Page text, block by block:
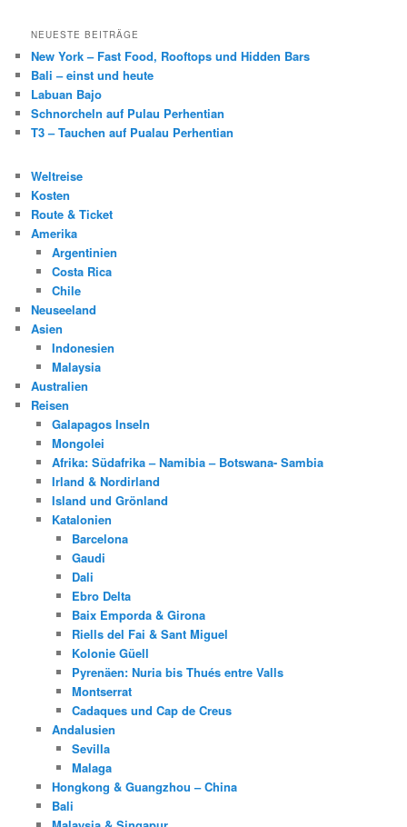
NEUESTE BEITRÄGE
New York – Fast Food, Rooftops und Hidden Bars
Bali – einst und heute
Labuan Bajo
Schnorcheln auf Pulau Perhentian
T3 – Tauchen auf Pualau Perhentian
Weltreise
Kosten
Route & Ticket
Amerika
Argentinien
Costa Rica
Chile
Neuseeland
Asien
Indonesien
Malaysia
Australien
Reisen
Galapagos Inseln
Mongolei
Afrika: Südafrika – Namibia – Botswana- Sambia
Irland & Nordirland
Island und Grönland
Katalonien
Barcelona
Gaudi
Dali
Ebro Delta
Baix Emporda & Girona
Riells del Fai & Sant Miguel
Kolonie Güell
Pyrenäen: Nuria bis Thués entre Valls
Montserrat
Cadaques und Cap de Creus
Andalusien
Sevilla
Malaga
Hongkong & Guangzhou – China
Bali